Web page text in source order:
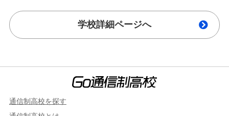
学校詳細ページへ
通信制高校を探す